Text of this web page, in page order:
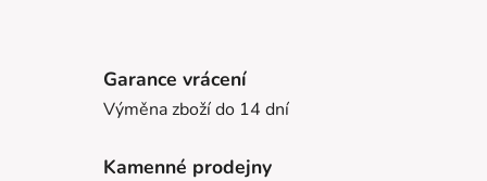
Garance vrácení
Výměna zboží do 14 dní
Kamenné prodejny